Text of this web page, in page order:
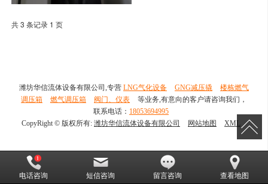
共 3 条记录 1 页
潍坊华信流体设备有限公司,专营 LNG气化设备 GNG减压撬
楼栋燃气
调压箱
燃气调压箱 阀门、仪表
等业务,有意向的客户请咨询我们，
联系电话： 18053694995
CopyRight © 版权所有: 潍坊华信流体设备有限公司 网站地图 XML
电话咨询 短信咨询 留言咨询 查看地图